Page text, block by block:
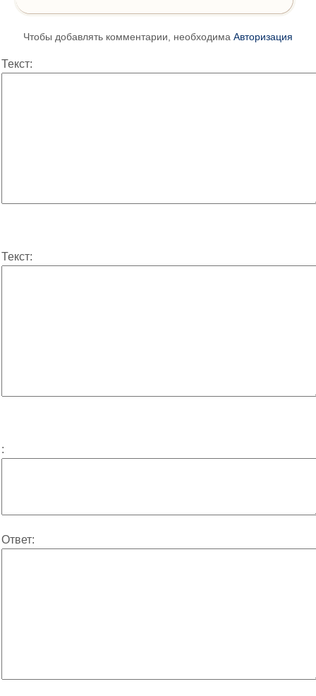
Чтобы добавлять комментарии, необходима Авторизация
Текст:
Текст:
:
Ответ: